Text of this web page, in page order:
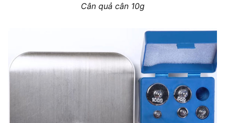
Cân quả cân 10g